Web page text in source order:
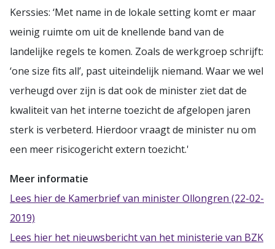
Kerssies: ‘Met name in de lokale setting komt er maar
weinig ruimte om uit de knellende band van de
landelijke regels te komen. Zoals de werkgroep schrijft:
‘one size fits all’, past uiteindelijk niemand. Waar we wel
verheugd over zijn is dat ook de minister ziet dat de
kwaliteit van het interne toezicht de afgelopen jaren
sterk is verbeterd. Hierdoor vraagt de minister nu om
een meer risicogericht extern toezicht.'
Meer informatie
Lees hier de Kamerbrief van minister Ollongren (22-02-
2019)
Lees hier het nieuwsbericht van het ministerie van BZK